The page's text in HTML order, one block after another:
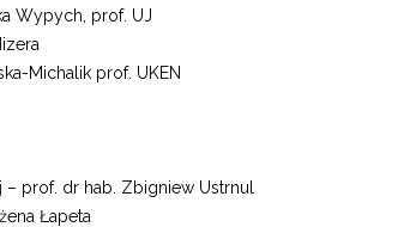
Wypych, prof. UJ
Michalik prof. UKEN
prof. dr hab. Zbigniew Ustrnul
Łapeta